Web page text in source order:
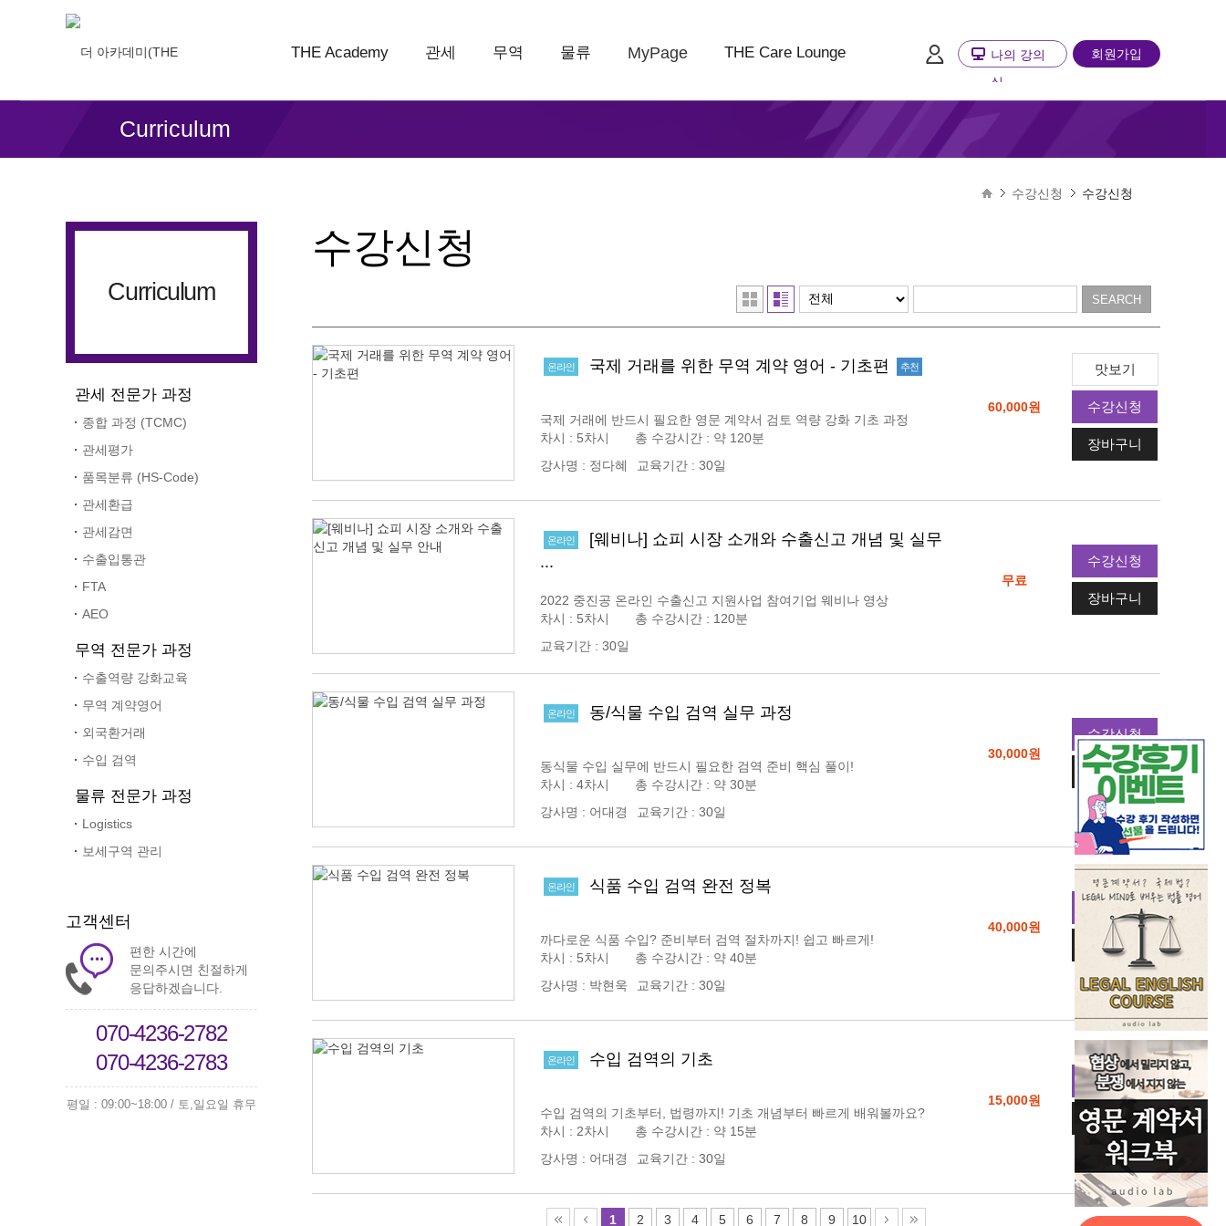
THE Academy 관세 무역 물류 MyPage THE Care Lounge
나의 강의
실
회원가입
Curriculum
Curriculum
관세 전문가 과정
종합 과정 (TCMC)
관세평가
품목분류 (HS-Code)
관세환급
관세감면
수출입통관
FTA
AEO
무역 전문가 과정
수출역량 강화교육
무역 계약영어
외국환거래
수입 검역
물류 전문가 과정
Logistics
보세구역 관리
고객센터
편한 시간에
문의주시면 친절하게
응답하겠습니다.
070-4236-2782
070-4236-2783
평일 : 09:00~18:00 / 토,일요일 휴무
수강신청 수강신청
수강신청
온라인 국제 거래를 위한 무역 계약 영어 - 기초편 추천
60,000원
맛보기
수강신청
장바구니
국제 거래에 반드시 필요한 영문 계약서 검토 역량 강화 기초 과정
차시 : 5차시 총 수강시간 : 약 120분
강사명 : 정다혜 교육기간 : 30일
온라인
[웨비나] 쇼피 시장 소개와 수출신고 개념 및 실무
...
무료
수강신청
장바구니
2022 중진공 온라인 수출신고 지원사업 참여기업 웨비나 영상
차시 : 5차시 총 수강시간 : 120분
교육기간 : 30일
온라인 동/식물 수입 검역 실무 과정
30,000원
수강신청
장바구니
동식물 수입 실무에 반드시 필요한 검역 준비 핵심 풀이!
차시 : 4차시 총 수강시간 : 약 30분
강사명 : 어대경 교육기간 : 30일
온라인 식품 수입 검역 완전 정복
40,000원
수강신청
장바구니
까다로운 식품 수입? 준비부터 검역 절차까지! 쉽고 빠르게!
차시 : 5차시 총 수강시간 : 약 40분
강사명 : 박현욱 교육기간 : 30일
온라인 수입 검역의 기초
15,000원
수강신청
장바구니
수입 검역의 기초부터, 법령까지! 기초 개념부터 빠르게 배워볼까요?
차시 : 2차시 총 수강시간 : 약 15분
강사명 : 어대경 교육기간 : 30일
1 2 3 4 5 6 7 8 9 10